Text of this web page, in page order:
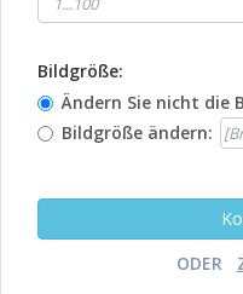
Bildgröße:
Ändern Sie nicht die
Bildgröße ändern:
ODER